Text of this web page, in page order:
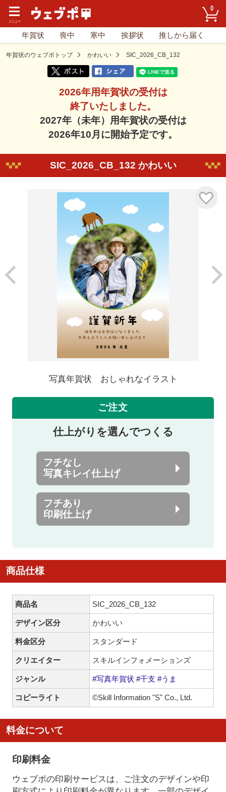
0
年賀状 喪中 寒中 挨拶状 推しから届く
年賀状のウェブポトップ かわいい SIC_2026_CB_132
2026年用年賀状の受付は
終了いたしました。
2027年（未年）用年賀状の受付は
2026年10月に開始予定です。
SIC_2026_CB_132 かわいい
写真年賀状 おしゃれなイラスト
ご注文
仕上がりを選んでつくる
フチなし
写真キレイ仕上げ
フチあり
印刷仕上げ
商品仕様
商品名 SIC_2026_CB_132
デザイン区分 かわいい
料金区分 スタンダード
クリエイター スキルインフォメーションズ
ジャンル #写真年賀状 #干支 #うま
コピーライト ©Skill Information "S" Co., Ltd.
料金について
印刷料金
ウェブポの印刷サービスは、ご注文のデザインや印